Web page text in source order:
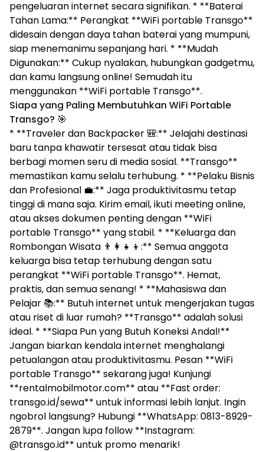
pengeluaran internet secara signifikan. * **Baterai
Tahan Lama:** Perangkat **WiFi portable Transgo**
didesain dengan daya tahan baterai yang mumpuni,
siap menemanimu sepanjang hari. * **Mudah
Digunakan:** Cukup nyalakan, hubungkan gadgetmu,
dan kamu langsung online! Semudah itu
menggunakan **WiFi portable Transgo**.
Siapa yang Paling Membutuhkan WiFi Portable
Transgo? 🎯
* **Traveler dan Backpacker 🎒:** Jelajahi destinasi
baru tanpa khawatir tersesat atau tidak bisa
berbagi momen seru di media sosial. **Transgo**
memastikan kamu selalu terhubung. * **Pelaku Bisnis
dan Profesional 💼:** Jaga produktivitasmu tetap
tinggi di mana saja. Kirim email, ikuti meeting online,
atau akses dokumen penting dengan **WiFi
portable Transgo** yang stabil. * **Keluarga dan
Rombongan Wisata 👨‍👩‍👧‍👦:** Semua anggota
keluarga bisa tetap terhubung dengan satu
perangkat **WiFi portable Transgo**. Hemat,
praktis, dan semua senang! * **Mahasiswa dan
Pelajar 📚:** Butuh internet untuk mengerjakan tugas
atau riset di luar rumah? **Transgo** adalah solusi
ideal. * **Siapa Pun yang Butuh Koneksi Andal!**
Jangan biarkan kendala internet menghalangi
petualangan atau produktivitasmu. Pesan **WiFi
portable Transgo** sekarang juga! Kunjungi
**rentalmobilmotor.com** atau **Fast order:
transgo.id/sewa** untuk informasi lebih lanjut. Ingin
ngobrol langsung? Hubungi **WhatsApp: 0813-8929-
2879**. Jangan lupa follow **Instagram:
@transgo.id** untuk promo menarik!